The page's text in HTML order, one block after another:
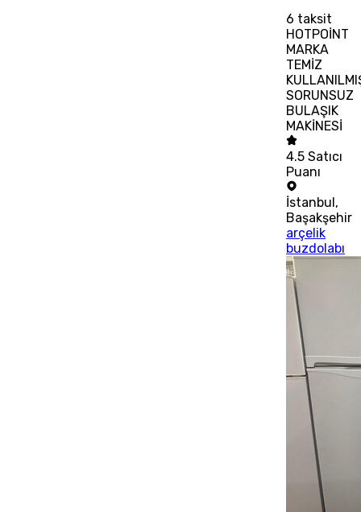
6 taksit
HOTPOİNT
MARKA
TEMİZ
SORUNSUZ
BULAŞIK
MAKİNESİ
4.5 Satıcı
Puanı
İstanbul ,
Başakşehir
arçelik
buzdolabı